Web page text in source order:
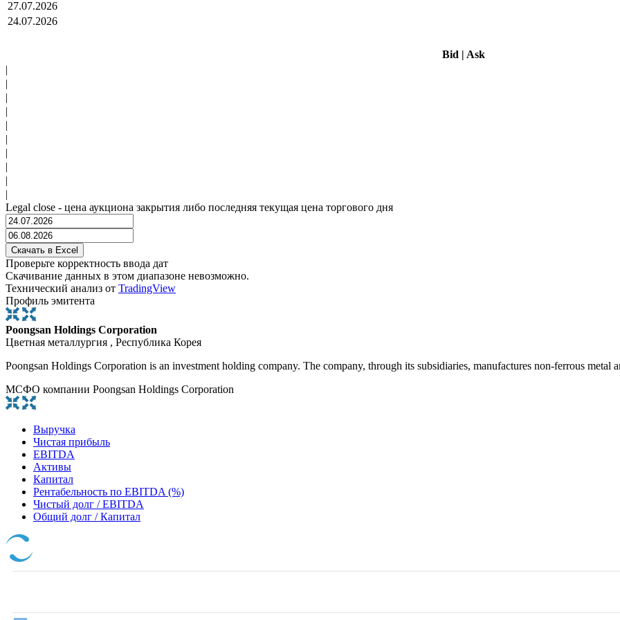
27.07.2026
24.07.2026
Bid | Ask
|
|
|
|
|
|
|
|
|
|
Legal close - цена аукциона закрытия либо последняя текущая цена торгового дня
Проверьте корректность ввода дат
Скачивание данных в этом диапазоне невозможно.
Технический анализ от TradingView
Профиль эмитента
Poongsan Holdings Corporation
Цветная металлургия , Республика Корея
Poongsan Holdings Corporation is an investment holding company. The company, through its subsidiaries, manufactures non-ferrous metal
МСФО компании Poongsan Holdings Corporation
Выручка
Чистая прибыль
EBITDA
Активы
Капитал
Рентабельность по EBITDA (%)
Чистый долг / EBITDA
Общий долг / Капитал